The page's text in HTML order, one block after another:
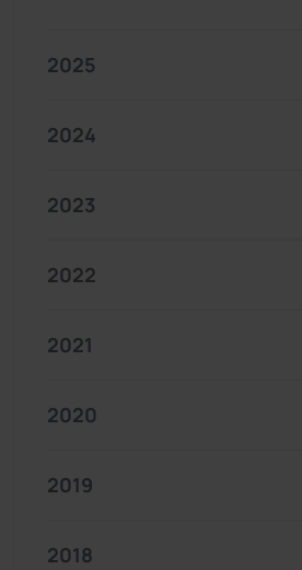
2025
2024
2023
2022
2021
2020
2019
2018